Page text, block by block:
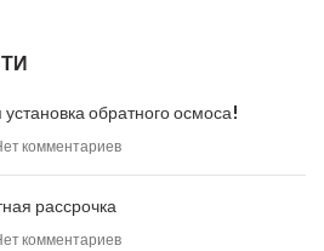
обратного осмоса!
комментариев
рассрочка
комментариев